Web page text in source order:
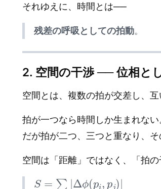
それゆえに、時間とは──
残差の呼吸としての拍動。
2. 空間の干渉 ── 位相と
空間とは、複数の拍が交差し、
拍が一つなら時間しか生まれない
だが拍が二つ、三つと重なり、
空間は「距離」ではなく、「拍の
S= ∑|Δ ϕ( p i,